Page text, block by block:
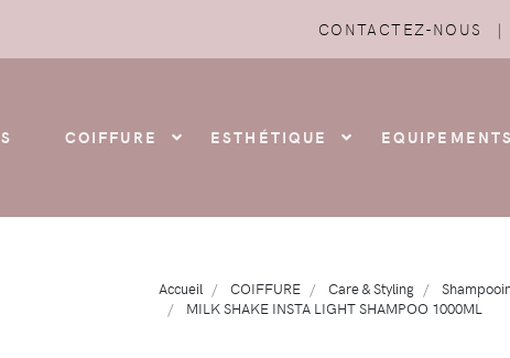
CONTACTEZ-NOUS |
COIFFURE ESTHÉTIQUE EQUIPEMENTS
Accueil COIFFURE Care & Styling
MILK SHAKE INSTA LIGHT SHAMPOO 1000ML